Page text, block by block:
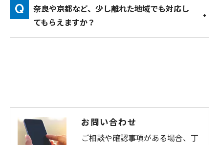
奈良や京都など、少し離れた地域でも対応し
てもらえますか？
お問い合わせ
ご相談や確認事項がある場合、丁